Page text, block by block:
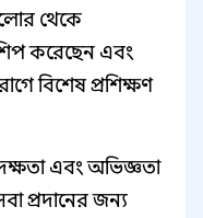
থেকে
করেছেন এবং
বিশেষ প্রশিক্ষণ
এবং অভিজ্ঞতা
প্রদানের জন্য